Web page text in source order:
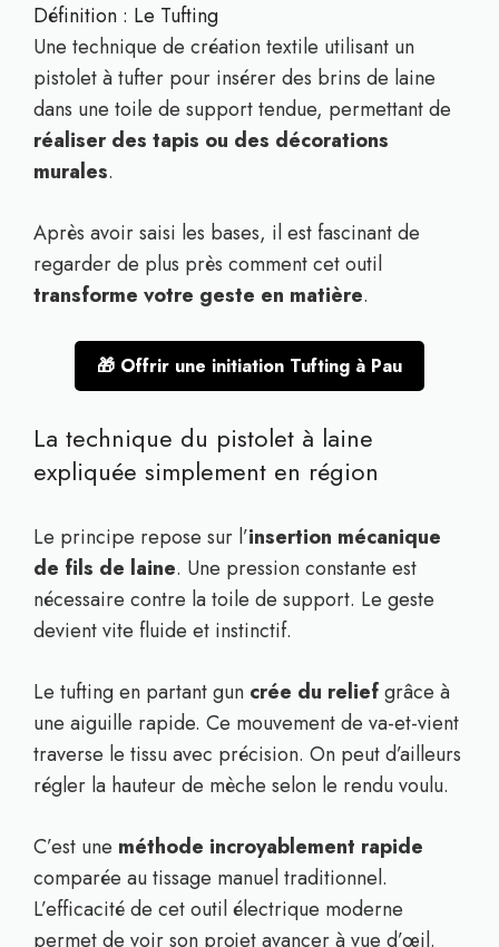
Définition : Le Tufting
Une technique de création textile utilisant un
pistolet à tufter pour insérer des brins de laine
dans une toile de support tendue, permettant de
réaliser des tapis ou des décorations
murales.
Après avoir saisi les bases, il est fascinant de
regarder de plus près comment cet outil
transforme votre geste en matière.
🎁 Offrir une initiation Tufting à Pau
La technique du pistolet à laine
expliquée simplement en région
Le principe repose sur l’insertion mécanique
de fils de laine. Une pression constante est
nécessaire contre la toile de support. Le geste
devient vite fluide et instinctif.
Le tufting en partant gun crée du reliefgrâce à
une aiguille rapide. Ce mouvement de va-et-vient
traverse le tissu avec précision. On peut d’ailleurs
régler la hauteur de mèche selon le rendu voulu.
C’est une méthode incroyablement rapide
comparée au tissage manuel traditionnel.
L’efficacité de cet outil électrique moderne
permet de voir son projet avancer à vue d’œil.